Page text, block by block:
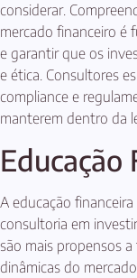
considerar.
mercado financeiro é
e garantir que os
e ética. Consultores
compliance e
manterem dentro da
Educação
A educação
consultoria em
são mais propensos
dinâmicas do